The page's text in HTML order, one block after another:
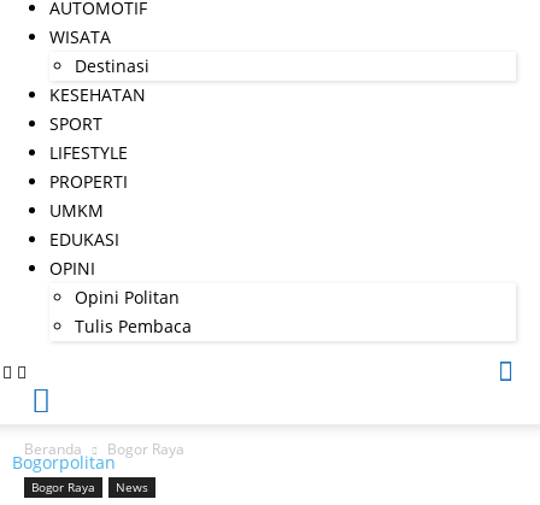
AUTOMOTIF
WISATA
Destinasi
KESEHATAN
SPORT
LIFESTYLE
PROPERTI
UMKM
EDUKASI
OPINI
Opini Politan
Tulis Pembaca
Bogorpolitan
Beranda Bogor Raya
Bogor Raya News